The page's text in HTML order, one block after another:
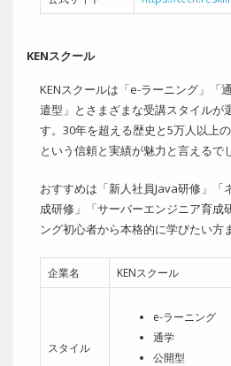
KENスクール
KENスクールは「e-ラーニング」「
遣型」とさまざまな受講スタイルが
す。30年を超える歴史と5万人以上
という信頼と実績が魅力と言えるで
おすすめは「新人社員Java研修」「
成研修」「サーバーエンジニア育成
ング初心者から本格的に学びたい方
企業名 KENスクール
スタイル
e-ラーニング
通学
公開型